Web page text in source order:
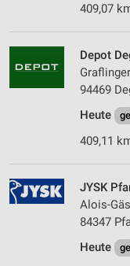
409,07
Depot
94469
Heute
409,11
JYSK
Alois-
84347
Heute